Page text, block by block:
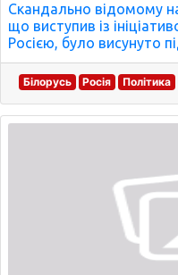
Скандально відомому
що виступив із
Росією, було висунуто
Білорусь Росія Політика